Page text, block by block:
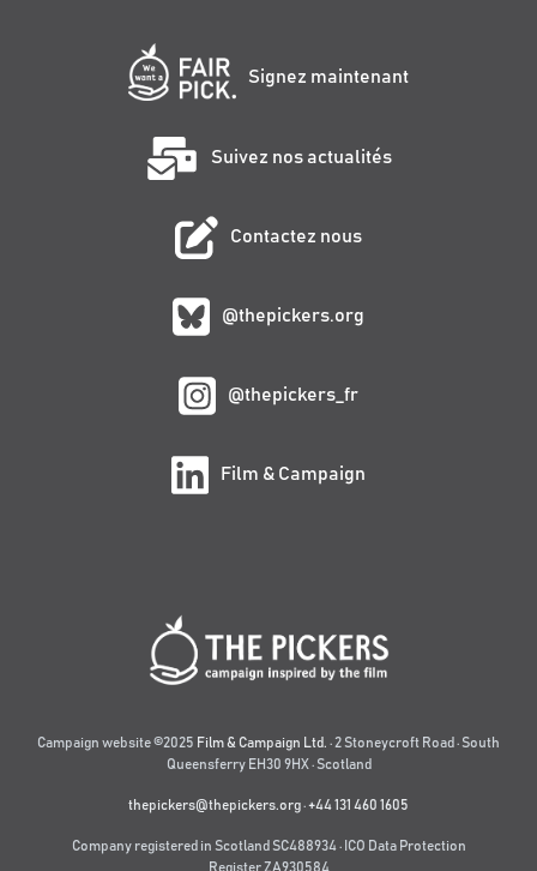
Signez maintenant
Suivez nos actualités
Contactez nous
@thepickers.org
@thepickers_fr
Film & Campaign
Campaign website ©2025 Film & Campaign Ltd. · 2 Stoneycroft Road · South
Queensferry EH30 9HX · Scotland
thepickers@thepickers.org·+44 131 460 1605
Company registered in Scotland SC488934 · ICO Data Protection
Register ZA930584